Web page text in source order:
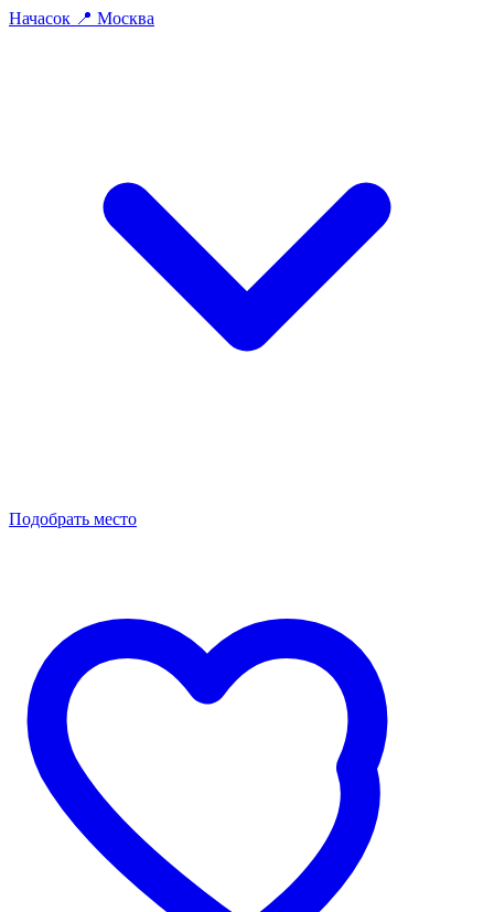
Начасок 📍 Москва
Подобрать место